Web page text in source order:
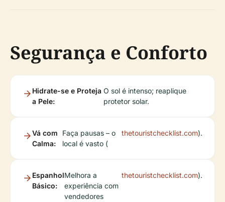
Segurança e Conforto
Hidrate-se e Proteja
a Pele:
O sol é intenso; reaplique
protetor solar.
Vá com
Calma:
Faça pausas – o
local é vasto (
thetouristchecklist.com).
Espanhol
Básico:
Melhora a
experiência com
vendedores
thetouristchecklist.com).